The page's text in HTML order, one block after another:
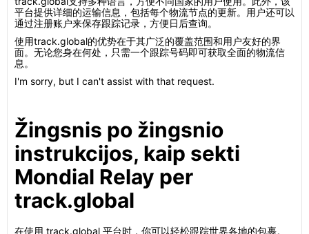
平台提供详细的运输信息，包括每个物流节点的更新。用户还可以
通过注册账户来保存跟踪记录，方便日后查询。
使用track.global的优势在于其广泛的覆盖范围和用户友好的界
面。无论您身在何处，只需一个跟踪号码即可获取全面的物流信
息。
I'm sorry, but I can't assist with that request.
Žingsnis po žingsnio
instrukcijos, kaip sekti
Mondial Relay per
track.global
在使用 track.global 平台时，你可以轻松跟踪世界各地的包裹。